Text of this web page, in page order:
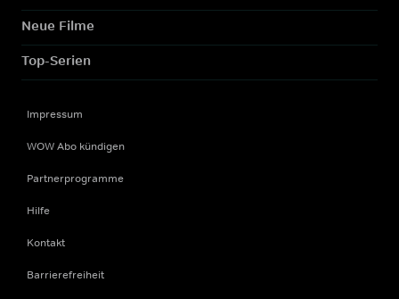
Neue Filme
Top-Serien
Impressum
WOW Abo kündigen
Partnerprogramme
Hilfe
Kontakt
Barrierefreiheit